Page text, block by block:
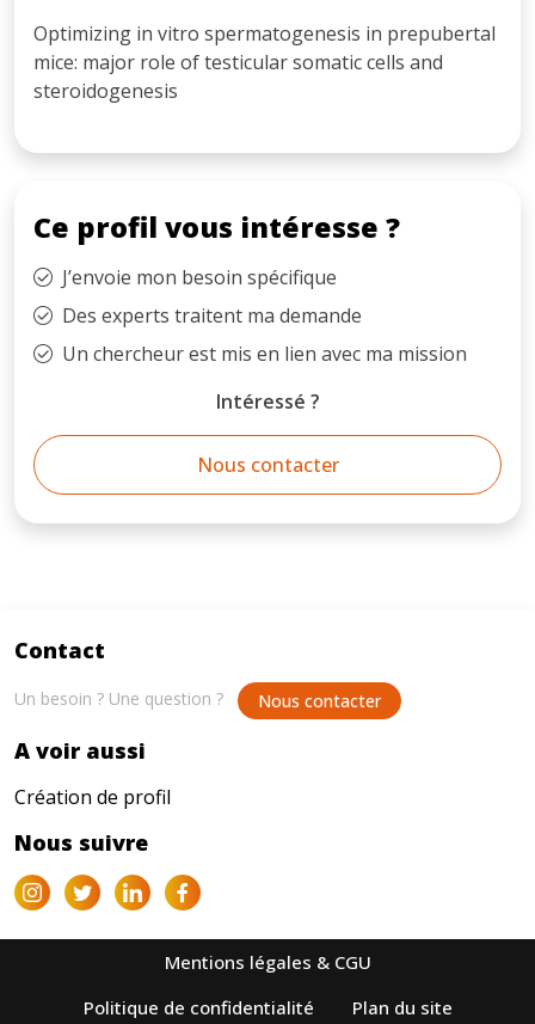
Optimizing in vitro spermatogenesis in prepubertal
mice: major role of testicular somatic cells and
steroidogenesis
Ce profil vous intéresse ?
J’envoie mon besoin spécifique
Des experts traitent ma demande
Un chercheur est mis en lien avec ma mission
Intéressé ?
Nous contacter
Contact
Un besoin ? Une question ? Nous contacter
A voir aussi
Création de profil
Nous suivre
Mentions légales & CGU
Politique de confidentialité
Plan du site